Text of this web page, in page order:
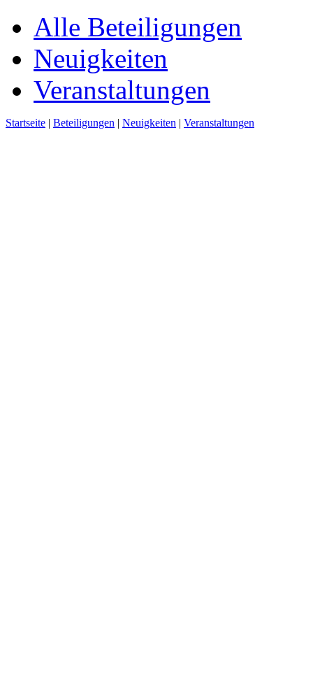
Alle Beteiligungen
Neuigkeiten
Veranstaltungen
Startseite | Beteiligungen | Neuigkeiten | Veranstaltungen